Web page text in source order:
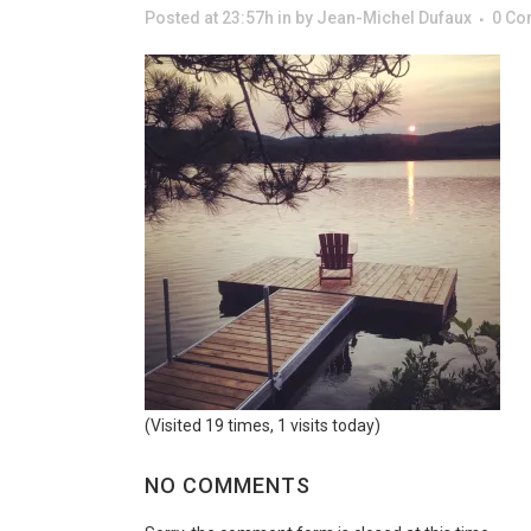
Posted at 23:57h in by Jean-Michel Dufaux 0
(Visited 19 times, 1 visits today)
NO COMMENTS